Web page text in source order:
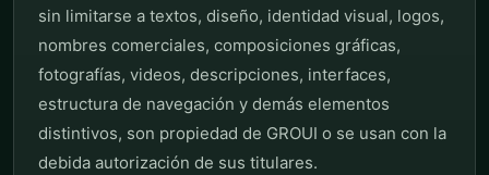
sin limitarse a textos, diseño, identidad visual, logos,
nombres comerciales, composiciones gráficas,
fotografías, videos, descripciones, interfaces,
estructura de navegación y demás elementos
distintivos, son propiedad de GROUI o se usan con la
debida autorización de sus titulares.